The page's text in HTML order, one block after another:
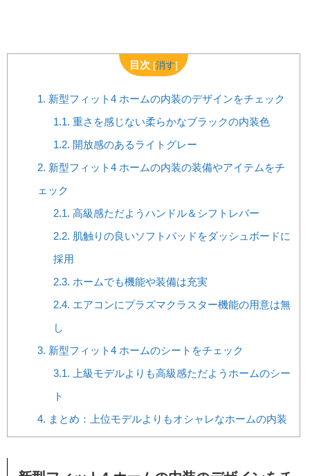
目次 [消す]
1. 新型フィット4 ホームの内装のデザインをチェック
1.1. 重さを感じない柔らかなブラックの内装色
1.2. 開放感のあるライトグレー
2. 新型フィット4 ホームの内装の装備やアイテムをチ
ェック
2.1. 高級感ただようハンドル＆シフトレバー
2.2. 肌触りの良いソフトパッドをダッシュボードに
採用
2.3. ホームでも機能や装備は充実
2.4. エアコンにプラズマクラスター機能の用意は無
し
3. 新型フィット4 ホームのシートをチェック
3.1. 上級モデルよりも高級感ただようホームのシー
ト
4. まとめ：上位モデルよりもオシャレなホームの内装